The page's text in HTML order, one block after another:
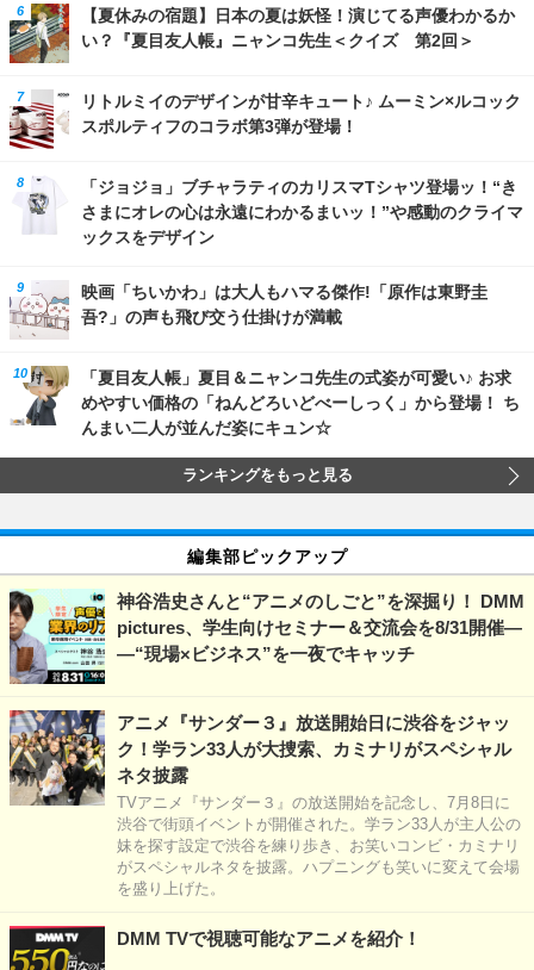
【夏休みの宿題】日本の夏は妖怪！演じてる声優わかるか
い？『夏目友人帳』ニャンコ先生＜クイズ 第2回＞
リトルミイのデザインが甘辛キュート♪ ムーミン×ルコック
スポルティフのコラボ第3弾が登場！
「ジョジョ」ブチャラティのカリスマTシャツ登場ッ！“き
さまにオレの心は永遠にわかるまいッ！”や感動のクライマ
ックスをデザイン
映画「ちいかわ」は大人もハマる傑作!「原作は東野圭
吾?」の声も飛び交う仕掛けが満載
「夏目友人帳」夏目＆ニャンコ先生の式姿が可愛い♪ お求
めやすい価格の「ねんどろいどべーしっく」から登場！ ち
んまい二人が並んだ姿にキュン☆
ランキングをもっと見る
編集部ピックアップ
神谷浩史さんと“アニメのしごと”を深掘り！ DMM
pictures、学生向けセミナー＆交流会を8/31開催―
―“現場×ビジネス”を一夜でキャッチ
アニメ『サンダー３』放送開始日に渋谷をジャッ
ク！学ラン33人が大捜索、カミナリがスペシャル
ネタ披露
TVアニメ『サンダー３』の放送開始を記念し、7月8日に
渋谷で街頭イベントが開催された。学ラン33人が主人公の
妹を探す設定で渋谷を練り歩き、お笑いコンビ・カミナリ
がスペシャルネタを披露。ハプニングも笑いに変えて会場
を盛り上げた。
DMM TVで視聴可能なアニメを紹介！